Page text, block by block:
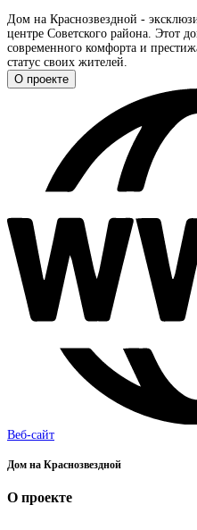
Дом на Краснозвездной -
центре Советского района. Этот
современного комфорта и
статус своих жителей.
О проекте
Веб-сайт
Дом на Краснозвездной
О проекте